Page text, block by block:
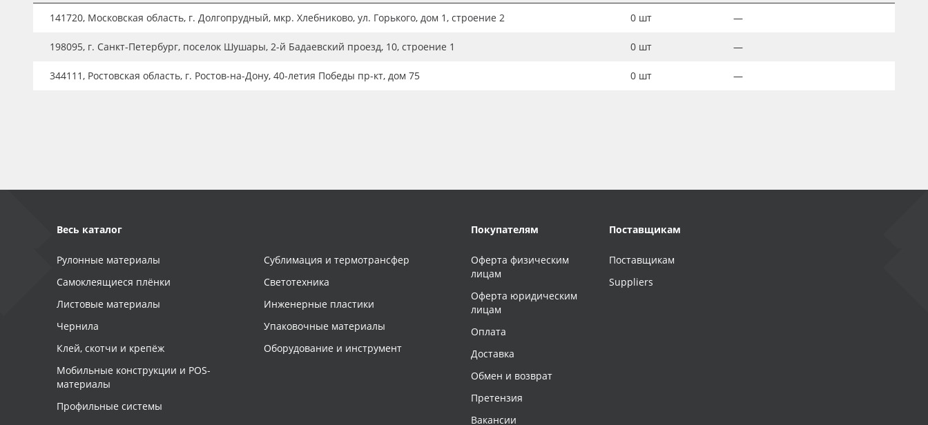
Orajet 3640
ПЭТ бэклит
141720, Московская область, г. Долгопрудный, мкр. Хлебниково, ул. Горького, дом 1, строение 2 0 шт —
198095, г. Санкт-Петербург, поселок Шушары, 2-й Бадаевский проезд, 10, строение 1 0 шт —
344111, Ростовская область, г. Ростов-на-Дону, 40-летия Победы пр-кт, дом 75 0 шт —
Весь каталог
Рулонные материалы
Самоклеящиеся плёнки
Листовые материалы
Чернила
Клей, скотчи и крепёж
Мобильные конструкции и POS-
материалы
Профильные системы
Сублимация и термотрансфер
Светотехника
Инженерные пластики
Упаковочные материалы
Оборудование и инструмент
Покупателям
Оферта физическим
лицам
Оферта юридическим
лицам
Оплата
Доставка
Обмен и возврат
Претензия
Вакансии
Поставщикам
Поставщикам
Suppliers